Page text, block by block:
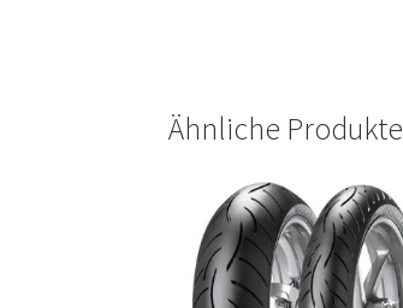
Ähnliche Produkte